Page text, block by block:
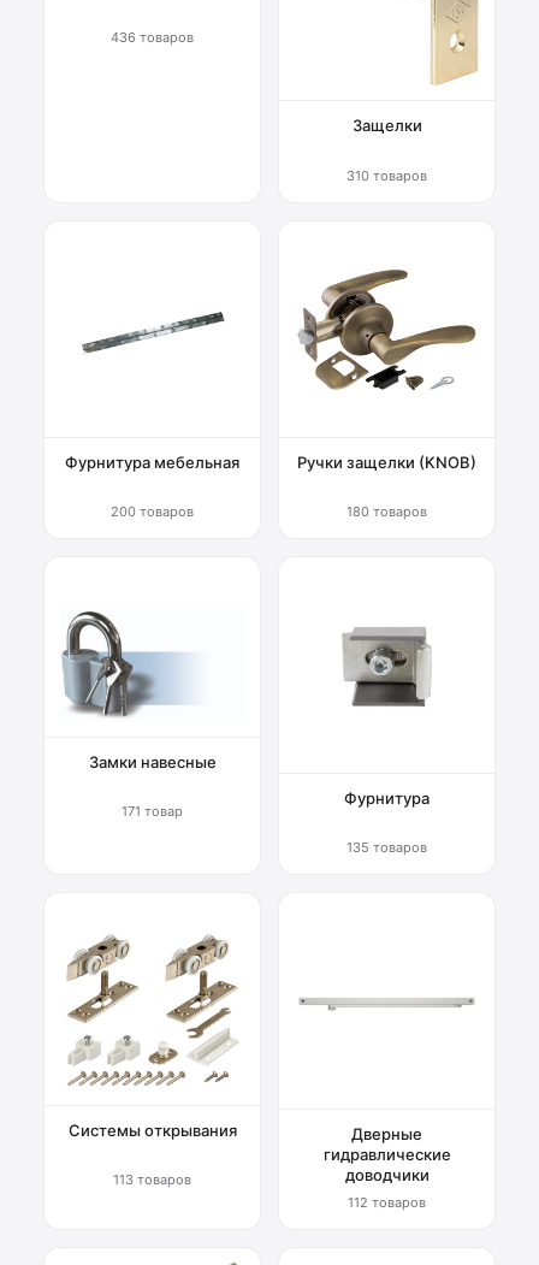
436 товаров
Защелки
310 товаров
Фурнитура мебельная
200 товаров
Ручки защелки (KNOB)
180 товаров
Замки навесные
171 товар
Фурнитура
135 товаров
Системы открывания
113 товаров
Дверные
гидравлические
доводчики
112 товаров